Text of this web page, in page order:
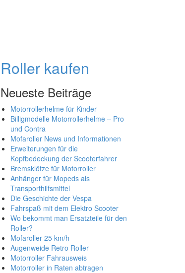
Roller kaufen
Neueste Beiträge
Motorrollerhelme für Kinder
Billigmodelle Motorrollerhelme – Pro
und Contra
Mofaroller News und Informationen
Erweiterungen für die
Kopfbedeckung der Scooterfahrer
Bremsklötze für Motorroller
Anhänger für Mopeds als
Transporthilfsmittel
Die Geschichte der Vespa
Fahrspaß mit dem Elektro Scooter
Wo bekommt man Ersatzteile für den
Roller?
Mofaroller 25 km/h
Augenweide Retro Roller
Motorroller Fahrausweis
Motorroller in Raten abtragen